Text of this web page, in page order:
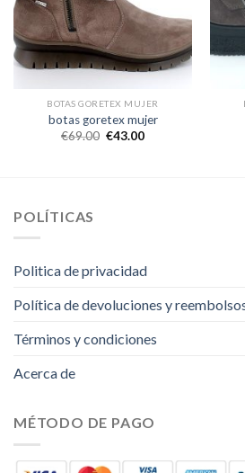
BOTAS GORETEX MUJER
botas goretex mujer
€69.00 €43.00
POLÍTICAS
Politica de privacidad
Política de devoluciones y
Términos y condiciones
Acerca de
MÉTODO DE PAGO